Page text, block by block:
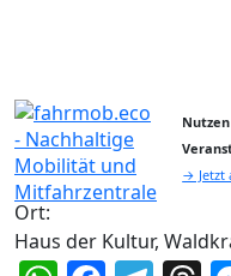
→ Jetzt
Ort:
Haus der Kultur,